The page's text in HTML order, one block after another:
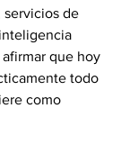
servicios de
que hoy
todo
como